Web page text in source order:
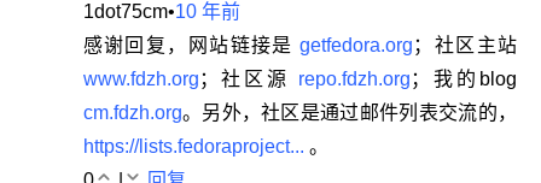
1dot75cm•10 年前
感谢回复，网站链接是getfedora.org ；社区主站
www.fdzh.org ；社区源 repo.fdzh.org ；我的blog
cm.fdzh.org。另外，社区是通过邮件列表交流的，
https://lists.fedoraproject... 。